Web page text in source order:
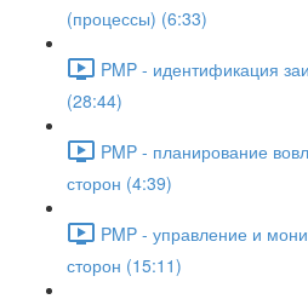
(процессы) (6:33)
PMP - идентификация
(28:44)
PMP - планирование
сторон (4:39)
PMP - управление и
сторон (15:11)